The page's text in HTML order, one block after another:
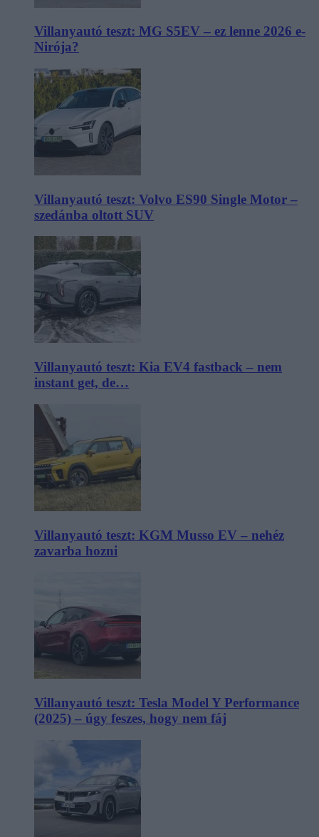
Villanyautó teszt: MG S5EV – ez lenne 2026 e-
Nirója?
Villanyautó teszt: Volvo ES90 Single Motor –
szedánba oltott SUV
Villanyautó teszt: Kia EV4 fastback – nem
instant get, de…
Villanyautó teszt: KGM Musso EV – nehéz
zavarba hozni
Villanyautó teszt: Tesla Model Y Performance
(2025) – úgy feszes, hogy nem fáj